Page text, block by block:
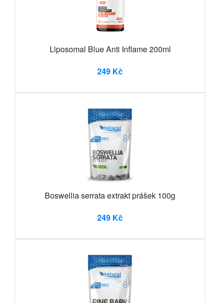
Liposomal Blue Anti Inflame 200ml
249 Kč
Boswellia serrata extrakt prášek 100g
249 Kč